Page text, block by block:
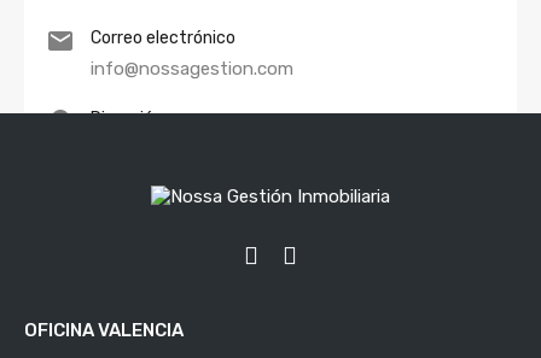
Correo electrónico
info@nossagestion.com
Dirección
OFICINA VALENCIA